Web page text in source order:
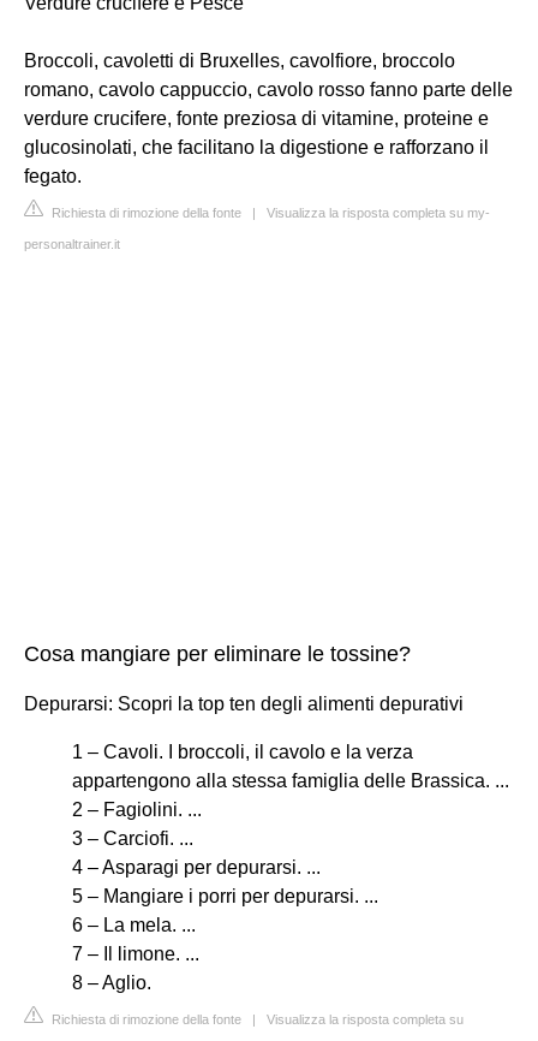
Broccoli, cavoletti di Bruxelles, cavolfiore, broccolo
romano, cavolo cappuccio, cavolo rosso fanno parte delle
verdure crucifere, fonte preziosa di vitamine, proteine e
glucosinolati, che facilitano la digestione e rafforzano il
fegato.
Richiesta di rimozione della fonte | Visualizza la risposta completa su my-
personaltrainer.it
Cosa mangiare per eliminare le tossine?
Depurarsi: Scopri la top ten degli alimenti depurativi
1 – Cavoli. I broccoli, il cavolo e la verza
appartengono alla stessa famiglia delle Brassica. ...
2 – Fagiolini. ...
3 – Carciofi. ...
4 – Asparagi per depurarsi. ...
5 – Mangiare i porri per depurarsi. ...
6 – La mela. ...
7 – Il limone. ...
8 – Aglio.
Richiesta di rimozione della fonte | Visualizza la risposta completa su